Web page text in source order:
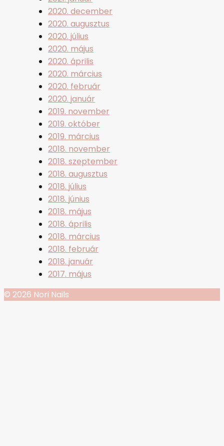
2020. december
2020. augusztus
2020. július
2020. május
2020. április
2020. március
2020. február
2020. január
2019. november
2019. október
2019. március
2018. november
2018. szeptember
2018. augusztus
2018. július
2018. június
2018. május
2018. április
2018. március
2018. február
2018. január
2017. május
© 2026 Nori Nails